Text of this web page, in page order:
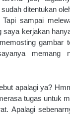
ditentukan
Tapi sampai
gambar
apalagi ya?
tugas untuk
Apalagi